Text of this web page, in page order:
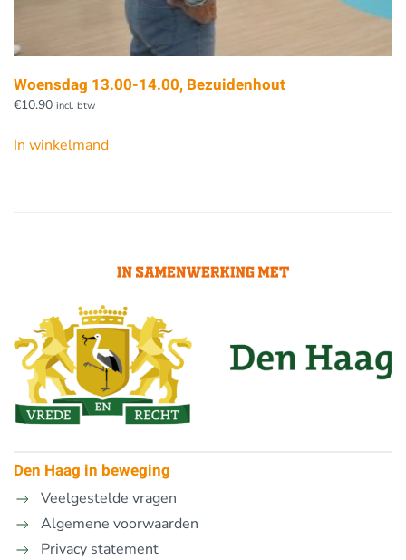
Woensdag 13.00-14.00, Bezuidenhout
€10.90 incl. btw
In winkelmand
Den Haag in beweging
Veelgestelde vragen
Algemene voorwaarden
Privacy statement